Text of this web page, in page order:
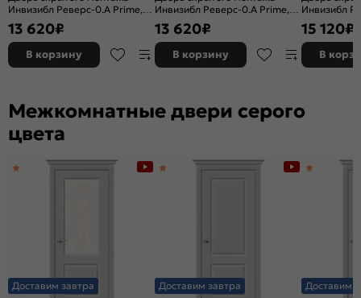
Инвизибл Реверс-0.А Prime,
грунт (под окраску), левое
открывание, Грунт, кромка
алюминиевая матовый хром,
каркасно-щитовая
13 620₽
В корзину
Инвизибл Реверс-0.А Prime,
грунт (под окраску), правое
открывание, Грунт, кромка
алюминиевая матовый хром,
каркасно-щитовая
13 620₽
В корзину
Инвизибл
грунт (под
матовая,
15 120₽
В
Межкомнатные двери серого
цвета
Доставим завтра Доставим завтра Доставим